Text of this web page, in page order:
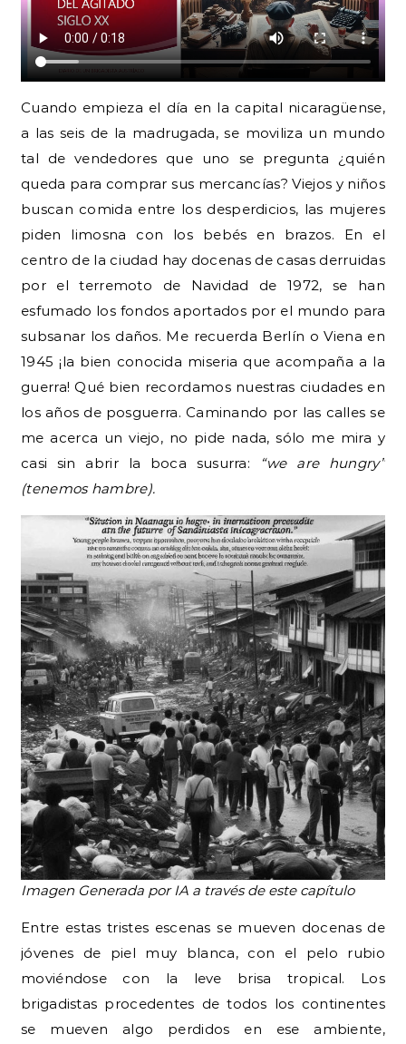
Cuando empieza el día en la capital nicaragüense,
a las seis de la madrugada, se moviliza un mundo
tal de vendedores que uno se pregunta ¿quién
queda para comprar sus mercancías? Viejos y niños
buscan comida entre los desperdicios, las mujeres
piden limosna con los bebés en brazos. En el
centro de la ciudad hay docenas de casas derruidas
por el terremoto de Navidad de 1972, se han
esfumado los fondos aportados por el mundo para
subsanar los daños. Me recuerda Berlín o Viena en
1945 ¡la bien conocida miseria que acompaña a la
guerra! Qué bien recordamos nuestras ciudades en
los años de posguerra. Caminando por las calles se
me acerca un viejo, no pide nada, sólo me mira y
casi sin abrir la boca susurra:
“we are hungry”
(tenemos hambre).
Imagen Generada por IA a través de este capítulo
Entre estas tristes escenas se mueven docenas de
jóvenes de piel muy blanca, con el pelo rubio
moviéndose con la leve brisa tropical. Los
brigadistas procedentes de todos los continentes
se mueven algo perdidos en ese ambiente,